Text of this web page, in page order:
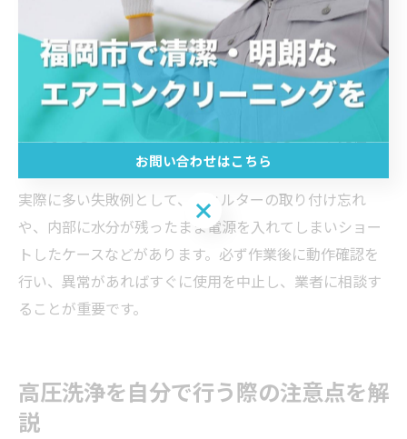
を傷めたり、故障の原因になることがあります。エアコ
ン掃除用のスプレーは、説明書をよく読み、適切な使用
方法を守ることが大切です。分解や高圧洗浄など、専門
的な作業を無理に行うと、逆にエアコンの故障や水漏れ
につながるため、セルフでの作業範囲をしっかり見極め
実際に多い失敗例として、フィルターの取り付け忘れ
や、内部に水分が残ったまま電源を入れてしまいショー
トしたケースなどがあります。必ず作業後に動作確認を
行い、異常があればすぐに使用を中止し、業者に相談す
ることが重要です。
高圧洗浄を自分で行う際の注意点を解
説
お問い合わせはこちら
お問い合わせはこちら